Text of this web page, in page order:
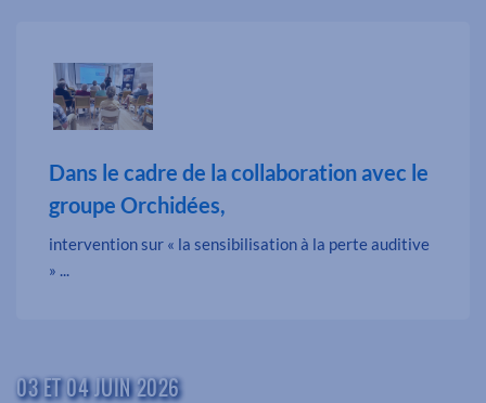
Dans le cadre de la collaboration avec le
groupe Orchidées,
intervention sur « la sensibilisation à la perte auditive
» ...
03 ET 04 JUIN 2026